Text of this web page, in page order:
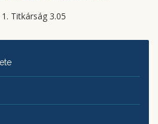
Titkárság 3.05